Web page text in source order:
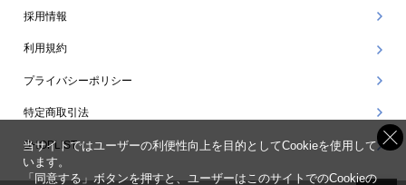
採用情報
利用規約
プライバシーポリシー
特定商取引法
SHOPLIST
当サイトではユーザーの利便性向上を目的としてCookieを使用して
います。
「同意する」ボタンを押すと、ユーザーはこのサイトでのCookieの